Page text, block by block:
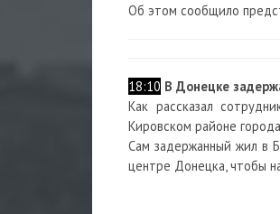
Об этом сообщило
18:10 В Донецке
Как рассказал
Кировском районе
Сам задержанный жил в
центре Донецка, чтобы